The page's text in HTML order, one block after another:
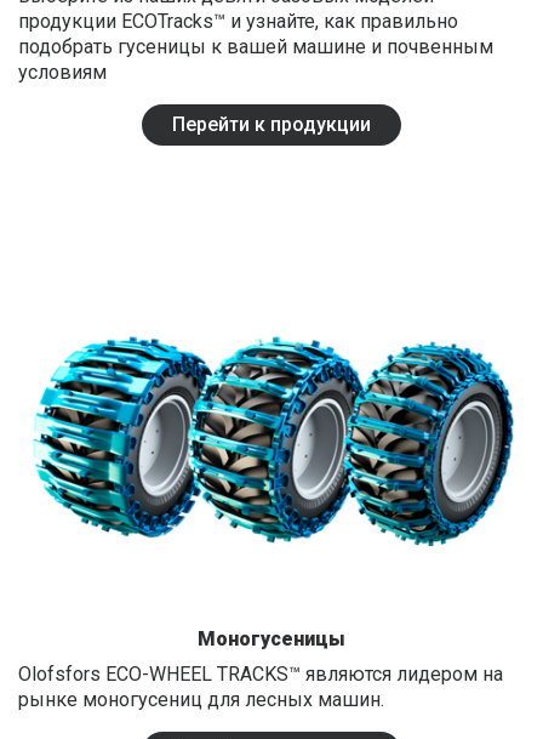
SPANISH
PORTUGUESE
продукции ECOTracks™ и узнайте, как правильно
подобрать гусеницы к вашей машине и почвенным
условиям
Перейти к продукции
Моногусеницы
Olofsfors ECO-WHEEL TRACKS™ являются лидером на
рынке моногусениц для лесных машин.